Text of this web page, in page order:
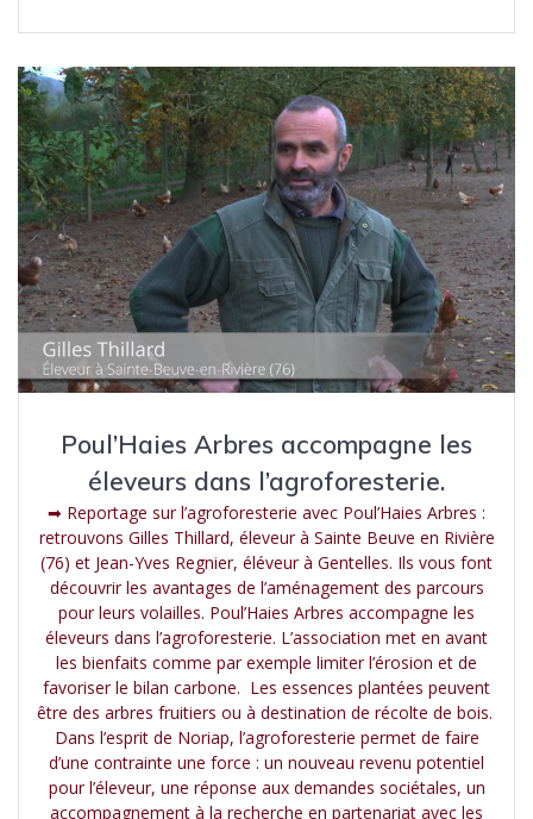
Poul’Haies Arbres accompagne les
éleveurs dans l’agroforesterie.
➡ Reportage sur l’agroforesterie avec Poul’Haies Arbres :
retrouvons Gilles Thillard, éleveur à Sainte Beuve en Rivière
(76) et Jean-Yves Regnier, éléveur à Gentelles. Ils vous font
découvrir les avantages de l’aménagement des parcours
pour leurs volailles. Poul’Haies Arbres accompagne les
éleveurs dans l’agroforesterie. L’association met en avant
les bienfaits comme par exemple limiter l’érosion et de
favoriser le bilan carbone. Les essences plantées peuvent
être des arbres fruitiers ou à destination de récolte de bois.
Dans l’esprit de Noriap, l’agroforesterie permet de faire
d’une contrainte une force : un nouveau revenu potentiel
pour l’éleveur, une réponse aux demandes sociétales, un
accompagnement à la recherche en partenariat avec les